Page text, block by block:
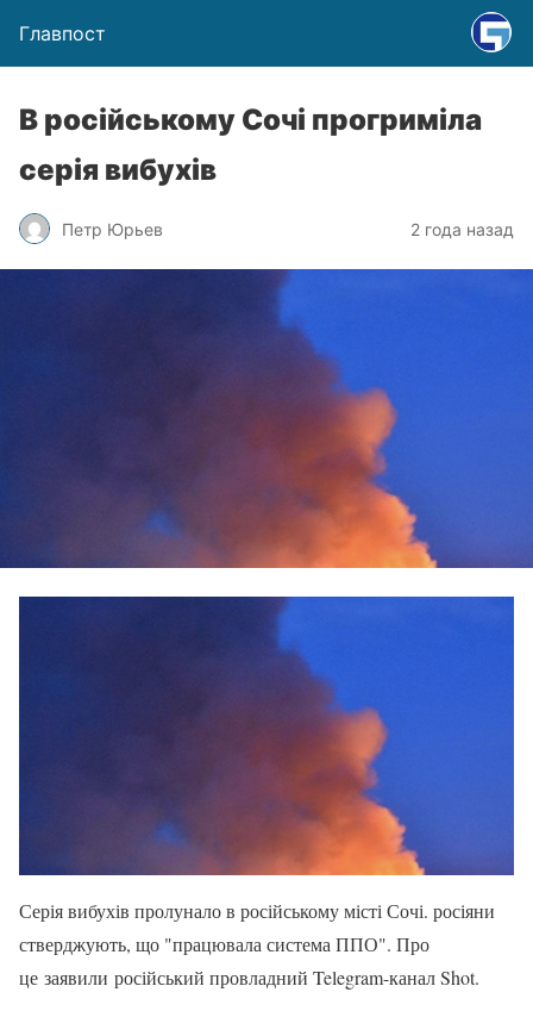
Главпост
В російському Сочі прогриміла
серія вибухів
Петр Юрьев 2 года назад
Серія вибухів пролунало в російському місті Сочі. росіяни
стверджують, що "працювала система ППО". Про
це заявили російський провладний Telegram-канал Shot.